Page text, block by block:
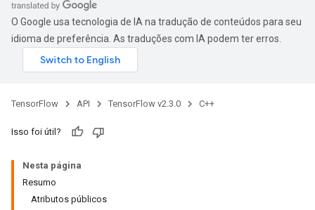
O Google usa tecnologia de IA na tradução de conteúdos para seu
idioma de preferência. As traduções com IA podem ter erros.
TensorFlow API TensorFlow v2.3.0 C++
Isso foi útil?
Nesta página
Resumo
Atributos públicos